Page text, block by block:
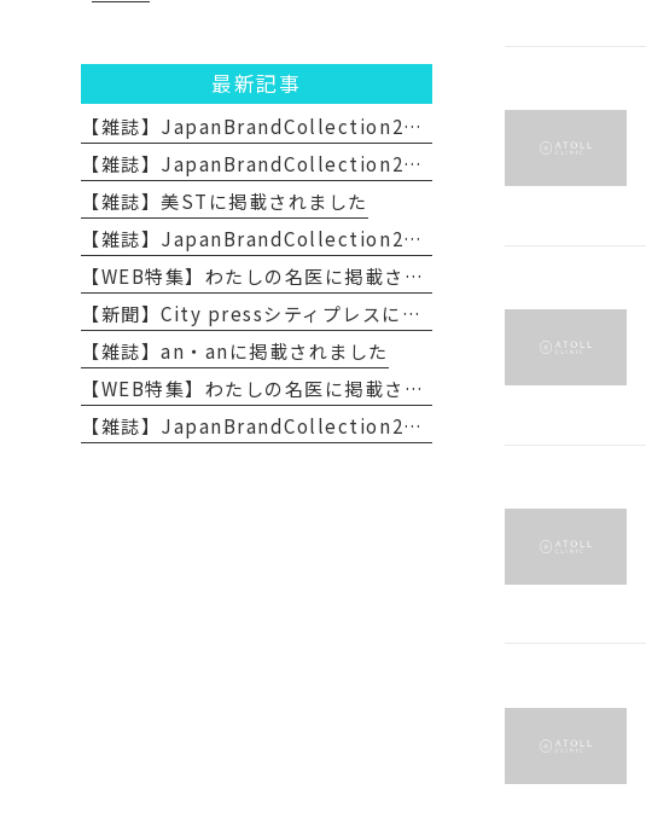
最新記事
【雑誌】JapanBrandCollection2026に掲載されました
【雑誌】JapanBrandCollection2026に掲載されました
【雑誌】美STに掲載されました
【雑誌】JapanBrandCollection2025に掲載されました
【WEB特集】わたしの名医に掲載されました
【新聞】City pressシティプレスに掲載されました
【雑誌】an・anに掲載されました
【WEB特集】わたしの名医に掲載されました
【雑誌】JapanBrandCollection2023に掲載されました